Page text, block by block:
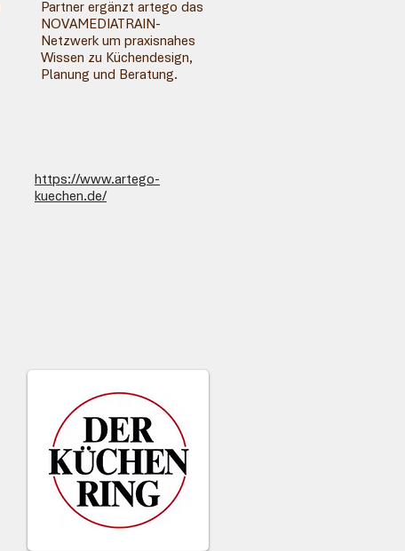
Partner ergänzt artego das
NOVAMEDIATRAIN-
Netzwerk um praxisnahes
Wissen zu Küchendesign,
Planung und Beratung.
https://www.artego-
kuechen.de/